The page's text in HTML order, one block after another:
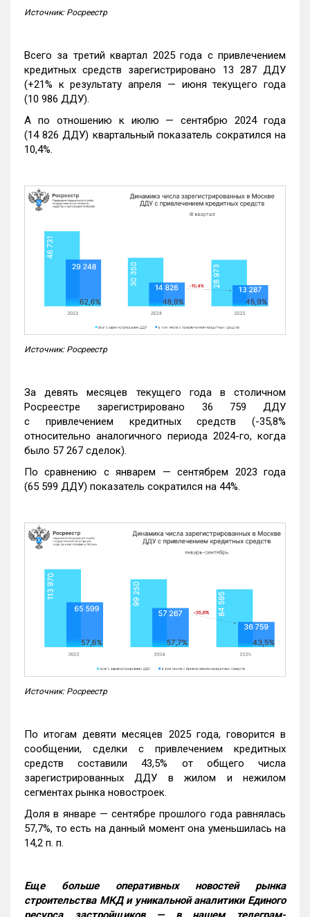
Источник: Росреестр
Всего за третий квартал 2025 года с привлечением
кредитных средств зарегистрировано 13 287 ДДУ
(+21% к результату апреля — июня текущего года
(10 986 ДДУ).
А по отношению к июлю — сентябрю 2024 года
(14 826 ДДУ) квартальный показатель сократился на
10,4%.
Источник: Росреестр
За девять месяцев текущего года в столичном
Росреестре зарегистрировано 36 759 ДДУ
с привлечением кредитных средств (-35,8%
относительно аналогичного периода 2024-го, когда
было 57 267 сделок).
По сравнению с январем — сентябрем 2023 года
(65 599 ДДУ) показатель сократился на 44%.
Источник: Росреестр
По итогам девяти месяцев 2025 года, говорится в
сообщении, сделки с привлечением кредитных
средств составили 43,5% от общего числа
зарегистрированных ДДУ в жилом и нежилом
сегментах рынка новостроек.
Доля в январе — сентябре прошлого года равнялась
57,7%, то есть на данный момент она уменьшилась на
14,2 п. п.
Еще больше оперативных новостей рынка
строительства МКД и уникальной аналитики Единого